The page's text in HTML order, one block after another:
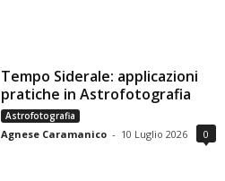
Tempo Siderale: applicazioni
pratiche in Astrofotografia
Astrofotografia
Agnese Caramanico - 10 Luglio 2026 0